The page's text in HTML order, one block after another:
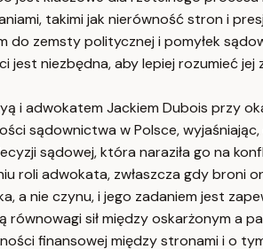
takimi jak nierówność stron i
zemsty politycznej i pomyłek
niezbędna, aby lepiej rozumieć
i adwokatem Jackiem Dubois przy
sądownictwa w Polsce,
sądowej, która naraziła go na
roli adwokata, zwłaszcza gdy broni
a nie czynu, i jego zadaniem jest
sił między oskarżonym a
finansowej między stronami i o